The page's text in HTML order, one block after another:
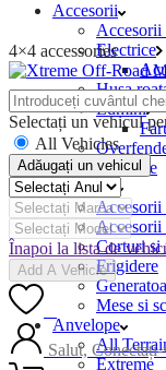
Accesorii
Accesorii
Electrice
Husa
Lumini
Snorkele
Camping
Accesorii
Accesorii
Corturi si
Frigidere
Mese si
Anvelope
All
Extreme
4×4 accessories
Selectați un vehicul
All Vehicles
Adăugați un vehicul
Înapoi la lista de
Add A Vehicle
Salut, Conectați-